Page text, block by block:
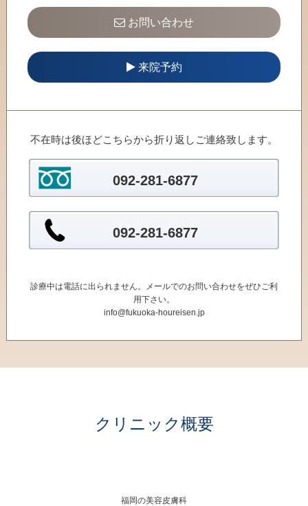
お問い合わせ
来院予約
不在時は後ほどこちらから折り返しご連絡致します。
092-281-6877
092-281-6877
診療中は電話に出られません。メールでのお問い合わせをぜひご利
用下さい。
info@fukuoka-houreisen.jp
クリニック概要
福岡の美容皮膚科